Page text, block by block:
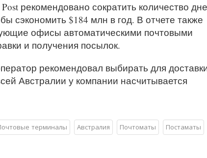
рекомендовано сократить количество
сэкономить $184 млн в год. В отчете также
офисы автоматическими почтовыми
и получения посылок.
рекомендовал выбирать для
Австралии у компании насчитывается
терминалы Австралия Почтоматы
Постаматы